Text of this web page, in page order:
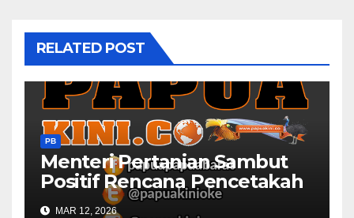
RELATED POST
PB
Menteri Pertanian Sambut
Positif Rencana Pencetakah
Sawah dan Ladang di Papua
MAR 12, 2026